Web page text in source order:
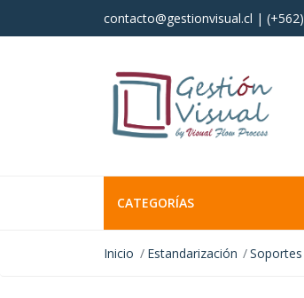
contacto@gestionvisual.cl |
CATEGORÍAS
Inicio Estandarización